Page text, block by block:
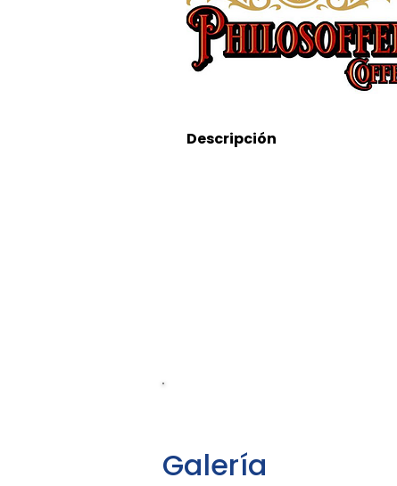
Descripción
Galería